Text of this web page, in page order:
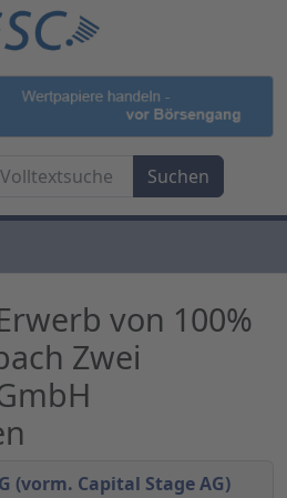
von 100%
Zwei
(vorm. Capital Stage AG)